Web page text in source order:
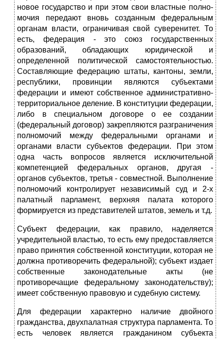
новое государство и при этом свои властные полно­
мочия передают вновь созданным федеральным
органам власти, ограничивая свой суверенитет. То
есть, федерация - это союз государственных
образований, обладающих юридической и
определенной политической самостоятельностью.
Состав­ляющие федерацию штаты, кантоны, земли,
республики, провинции являются субъектами
федерации и имеют собственное административно-
территориальное деление. В конституции федерации,
либо в специальном договоре о ее создании
(федеральный договор) закрепляются разграничения
полномочий между федеральными органами и
органами власти субъектов федерации. При этом
одна часть вопросов является исключительной
компетенцией федеральных органов, другая -
органов субъектов, третья - совместной. Выполнение
полномочий контролирует независимый суд и 2-х
палатный парла­мент, верхняя палата которого
формируется из представителей штатов, земель и т.д.
Субъект федерации, как правило, наделяется
учредительной властью, то есть ему предоставляется
право принятия соб­ственной конституции, которая не
должна противоречить федеральной); субъект издает
собственные законодательные акты (не
противоречащие федеральному законодательству);
имеет собственную правовую и судебную систему.
Для федерации характерно наличие двойного
гражданства, двухпалатная структура парламента. То
есть человек являет­ся гражданином субъекта